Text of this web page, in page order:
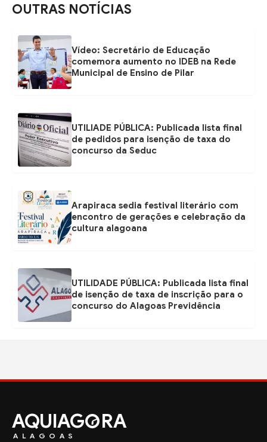
OUTRAS NOTÍCIAS
Vídeo: Secretário de Educação
comemora aumento no IDEB na Rede
Municipal de Ensino de Pilar
UTILIADE PÚBLICA: Publicada lista final
de pedidos para isenção de taxa do
concurso da Seduc
Arapiraca sedia festival literário com
encontro de gerações e celebração da
cultura alagoana
UTILIDADE PÚBLICA: Publicada lista final
de isenção de taxa de inscrição para o
concurso do Alagoas Previdência
AQUIAG RA
ALAGOAS